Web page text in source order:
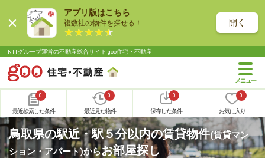
アプリ版はこちら
複数社の物件を探せる！ 開く
NTTグループ運営の不動産総合サイト goo住宅・不動産
0
最近検索した条件
0
最近見た物件
0
保存した条件
0
お気に入り
鳥取県の駅近・駅５分以内の賃貸物件(賃貸マン
ション・アパート)からお部屋探し